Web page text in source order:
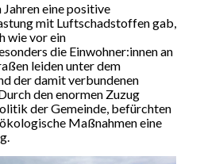
eine positive
mit Luftschadstoffen gab,
wie vor ein
die Einwohner:innen an
leiden unter dem
der damit verbundenen
den enormen Zuzug
der Gemeinde, befürchten
Maßnahmen eine